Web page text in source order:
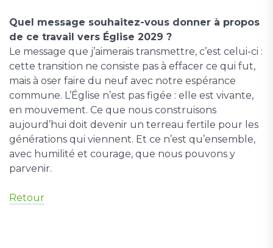
Quel message souhaitez-vous donner à propos
de ce travail vers Église 2029 ?
Le message que j’aimerais transmettre, c’est celui-ci :
cette transition ne consiste pas à effacer ce qui fut,
mais à oser faire du neuf avec notre espérance
commune. L’Église n’est pas figée : elle est vivante,
en mouvement. Ce que nous construisons
aujourd’hui doit devenir un terreau fertile pour les
générations qui viennent. Et ce n’est qu’ensemble,
avec humilité et courage, que nous pouvons y
parvenir.
Retour